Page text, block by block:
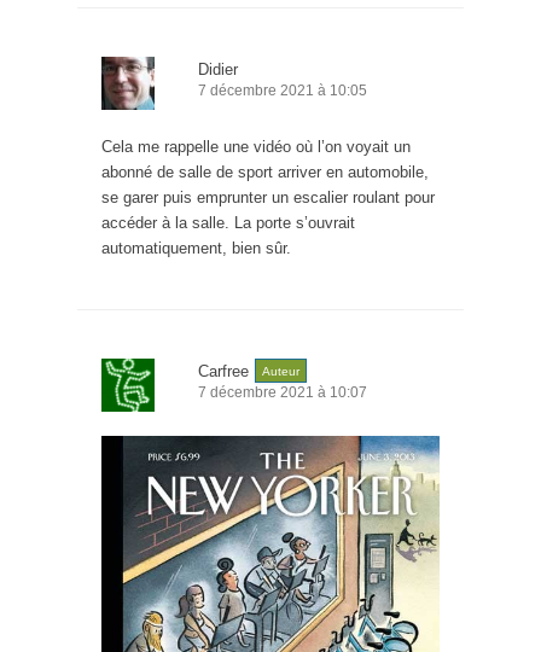
Didier
7 décembre 2021 à 10:05
Cela me rappelle une vidéo où l’on voyait un
abonné de salle de sport arriver en automobile,
se garer puis emprunter un escalier roulant pour
accéder à la salle. La porte s’ouvrait
automatiquement, bien sûr.
Carfree Auteur
7 décembre 2021 à 10:07